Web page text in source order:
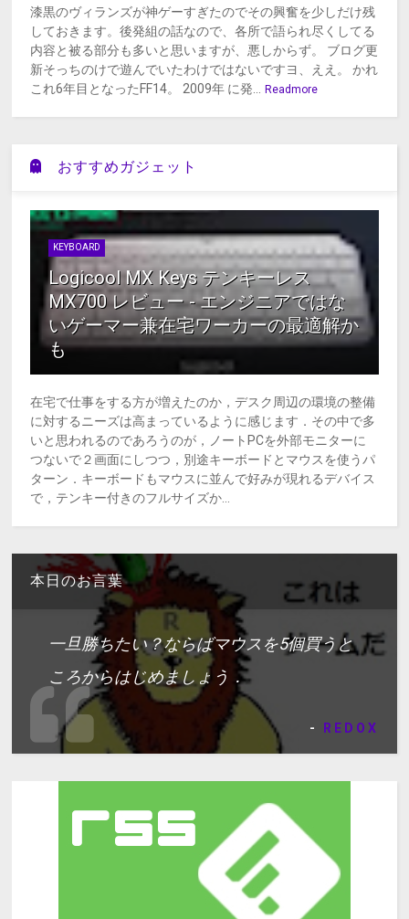
漆黒のヴィランズが神ゲーすぎたのでその興奮を少しだけ残
しておきます。後発組の話なので、各所で語られ尽くしてる
内容と被る部分も多いと思いますが、悪しからず。 ブログ更
新そっちのけで遊んでいたわけではないですヨ、ええ。 かれ
これ6年目となったFF14。 2009年 に発...
Readmore
おすすめガジェット
KEYBOARD
Logicool MX Keys テンキーレス
MX700 レビュー - エンジニアではな
いゲーマー兼在宅ワーカーの最適解か
も
在宅で仕事をする方が増えたのか，デスク周辺の環境の整備
に対するニーズは高まっているように感じます．その中で多
いと思われるのであろうのが，ノートPCを外部モニターに
つないで２画面にしつつ，別途キーボードとマウスを使うパ
ターン．キーボードもマウスに並んで好みが現れるデバイス
で，テンキー付きのフルサイズか...
本日のお言葉
一旦勝ちたい？ならばマウスを5個買うと
ころからはじめましょう．
- REDOX